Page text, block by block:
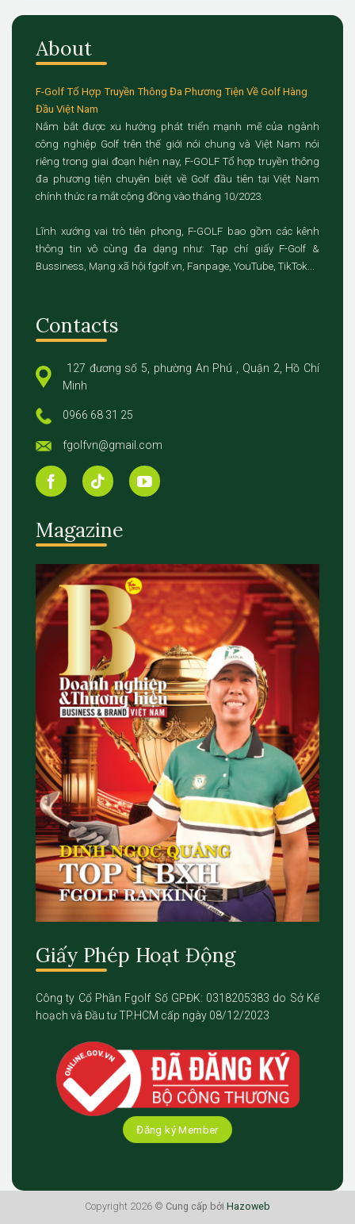
About
F-Golf Tổ Hợp Truyền Thông Đa Phương Tiện Về Golf Hàng
Đầu Việt Nam
Nắm bắt được xu hướng phát triển mạnh mẽ của ngành
công nghiệp Golf trên thế giới nói chung và Việt Nam nói
riêng trong giai đoạn hiện nay, F-GOLF Tổ hợp truyền thông
đa phương tiện chuyên biệt về Golf đầu tiên tại Việt Nam
chính thức ra mắt cộng đồng vào tháng 10/2023.
Lĩnh xướng vai trò tiên phong, F-GOLF bao gồm các kênh
thông tin vô cùng đa dạng như: Tạp chí giấy F-Golf &
Bussiness, Mạng xã hội fgolf.vn, Fanpage, YouTube, TikTok...
Contacts
127 đương số 5, phường An Phú , Quận 2, Hồ Chí
Minh
0966 68 31 25
fgolfvn@gmail.com
Magazine
Giấy Phép Hoạt Động
Công ty Cổ Phần Fgolf Số GPĐK: 0318205383 do Sở Kế
hoạch và Đầu tư TP.HCM cấp ngày 08/12/2023
Đăng ký Member
Copyright 2026 © Cung cấp bởi Hazoweb